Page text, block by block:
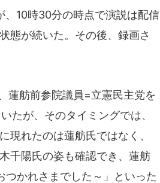
10時30分の時点で演説は配信
態が続いた。その後、録画さ
蓮舫前参院議員=立憲民主党を
たが、そのタイミングでは、
現れたのは蓮舫氏ではなく、
千陽氏の姿も確認でき、蓮舫
かれさまでした～」といった